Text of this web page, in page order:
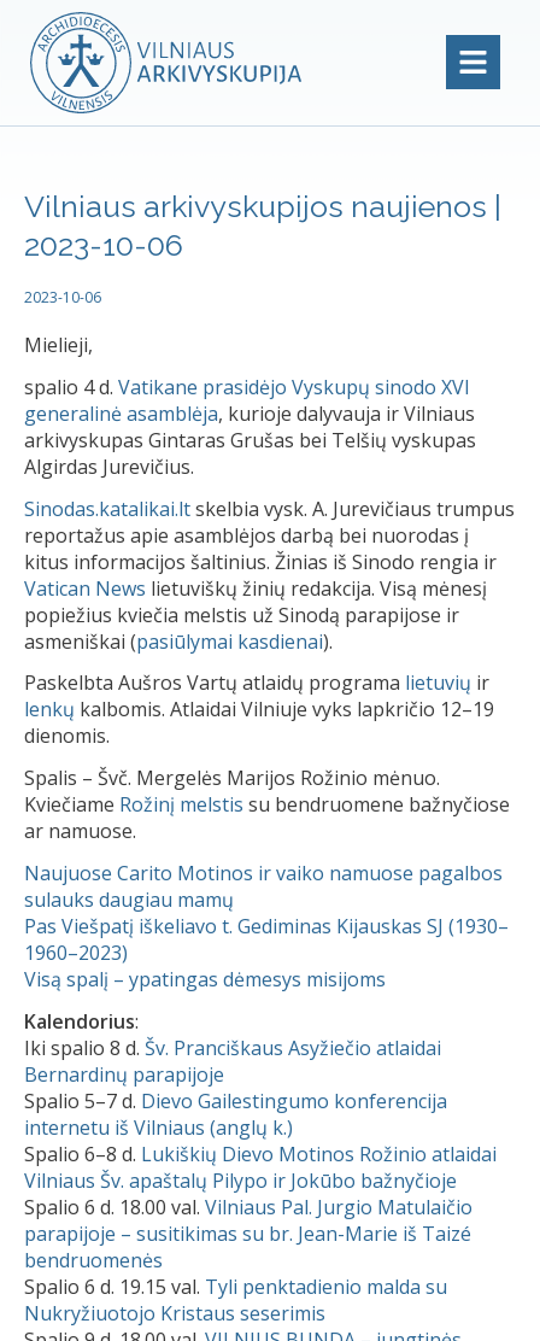
Vilniaus arkivyskupijos naujienos |
2023-10-06
2023-10-06
Mielieji,
spalio 4 d. Vatikane prasidėjo Vyskupų sinodo XVI
generalinė asamblėja, kurioje dalyvauja ir Vilniaus
arkivyskupas Gintaras Grušas bei Telšių vyskupas
Algirdas Jurevičius.
Sinodas.katalikai.ltskelbia vysk. A. Jurevičiaus trumpus
reportažus apie asamblėjos darbą bei nuorodas į
kitus informacijos šaltinius. Žinias iš Sinodo rengia ir
Vatican News lietuviškų žinių redakcija. Visą mėnesį
popiežius kviečia melstis už Sinodą parapijose ir
asmeniškai (pasiūlymai kasdienai).
Paskelbta Aušros Vartų atlaidų programa lietuvių ir
lenkų kalbomis. Atlaidai Vilniuje vyks lapkričio 12–19
dienomis.
Spalis – Švč. Mergelės Marijos Rožinio mėnuo.
Kviečiame Rožinį melstis su bendruomene bažnyčiose
ar namuose.
Naujuose Carito Motinos ir vaiko namuose pagalbos
sulauks daugiau mamų
Pas Viešpatį iškeliavo t. Gediminas Kijauskas SJ (1930–
1960–2023)
Visą spalį – ypatingas dėmesys misijoms
Kalendorius:
Iki spalio 8 d. Šv. Pranciškaus Asyžiečio atlaidai
Bernardinų parapijoje
Spalio 5–7 d. Dievo Gailestingumo konferencija
internetu iš Vilniaus (anglų k.)
Spalio 6–8 d. Lukiškių Dievo Motinos Rožinio atlaidai
Vilniaus Šv. apaštalų Pilypo ir Jokūbo bažnyčioje
Spalio 6 d. 18.00 val. Vilniaus Pal. Jurgio Matulaičio
parapijoje – susitikimas su br. Jean-Marie iš Taizé
bendruomenės
Spalio 6 d. 19.15 val. Tyli penktadienio malda su
Nukryžiuotojo Kristaus seserimis